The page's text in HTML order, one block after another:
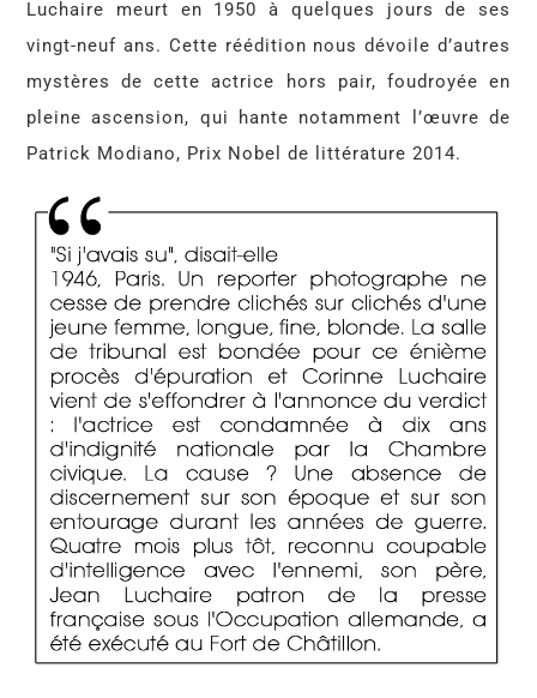
Luchaire meurt en 1950 à quelques jours de ses
vingt-neuf ans. Cette réédition nous dévoile d’autres
mystères de cette actrice hors pair, foudroyée en
pleine ascension, qui hante notamment l’œuvre de
Patrick Modiano, Prix Nobel de littérature 2014.